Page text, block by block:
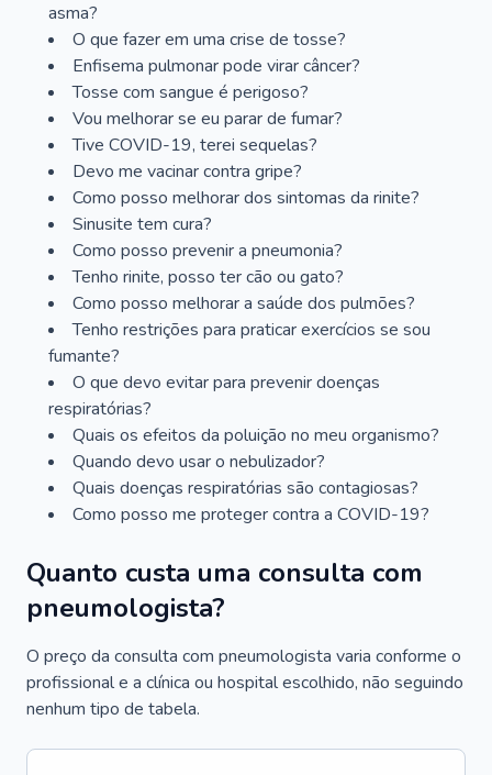
asma?
O que fazer em uma crise de tosse?
Enfisema pulmonar pode virar câncer?
Tosse com sangue é perigoso?
Vou melhorar se eu parar de fumar?
Tive COVID-19, terei sequelas?
Devo me vacinar contra gripe?
Como posso melhorar dos sintomas da rinite?
Sinusite tem cura?
Como posso prevenir a pneumonia?
Tenho rinite, posso ter cão ou gato?
Como posso melhorar a saúde dos pulmões?
Tenho restrições para praticar exercícios se sou
fumante?
O que devo evitar para prevenir doenças
respiratórias?
Quais os efeitos da poluição no meu organismo?
Quando devo usar o nebulizador?
Quais doenças respiratórias são contagiosas?
Como posso me proteger contra a COVID-19?
Quanto custa uma consulta com
pneumologista?
O preço da consulta com pneumologista varia conforme o
profissional e a clínica ou hospital escolhido, não seguindo
nenhum tipo de tabela.